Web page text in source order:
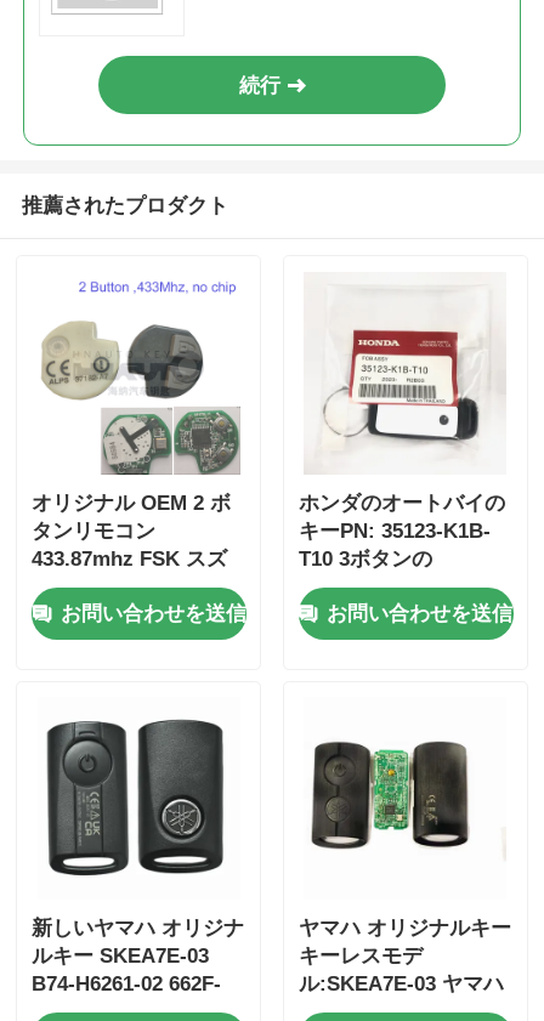
続行
推薦されたプロダクト
オリジナル OEM 2 ボ
タンリモコン
433.87mhz FSK スズ
キジムニー 2005-2017
チップなし 37182-A7
のみ制御卸売 MOQ 50
お問い合わせを送信
ホンダのオートバイの
キーPN: 35123-K1B-
T10 3ボタンの
FSK433.92MHz ID47チ
ップリモコンカーキー
お問い合わせを送信
新しいヤマハ オリジナ
ルキー SKEA7E-03
B74-H6261-02 662F-
SKEA7D03
ヤマハ オリジナルキー
キーレスモデ
ル:SKEA7E-03 ヤマハ
スマートリモートキー